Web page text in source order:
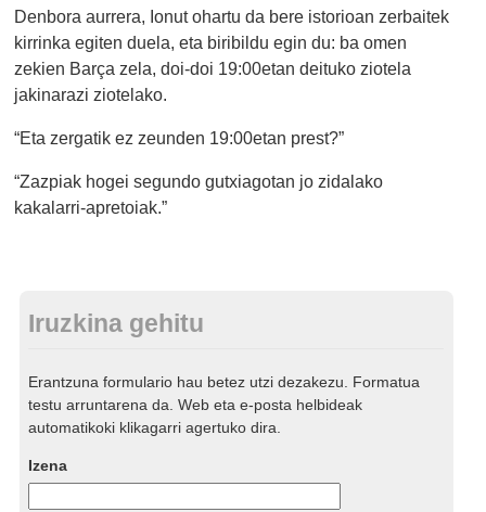
Denbora aurrera, Ionut ohartu da bere istorioan zerbaitek
kirrinka egiten duela, eta biribildu egin du: ba omen
zekien Barça zela, doi-doi 19:00etan deituko ziotela
jakinarazi ziotelako.
“Eta zergatik ez zeunden 19:00etan prest?”
“Zazpiak hogei segundo gutxiagotan jo zidalako
kakalarri-apretoiak.”
Iruzkina gehitu
Erantzuna formulario hau betez utzi dezakezu. Formatua
testu arruntarena da. Web eta e-posta helbideak
automatikoki klikagarri agertuko dira.
Izena